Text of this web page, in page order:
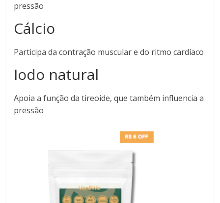
pressão
Cálcio
Participa da contração muscular e do ritmo cardíaco
Iodo natural
Apoia a função da tireoide, que também influencia a
pressão